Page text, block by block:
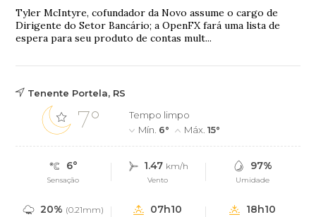
Tyler McIntyre, cofundador da Novo assume o cargo de
Dirigente do Setor Bancário; a OpenFX fará uma lista de
espera para seu produto de contas mult...
Tenente Portela, RS
7°
Tempo limpo
Mín. 6° Máx.15°
6°
Sensação
1.47 km/h
Vento
97%
Umidade
20% (0.21mm) 07h10 18h10